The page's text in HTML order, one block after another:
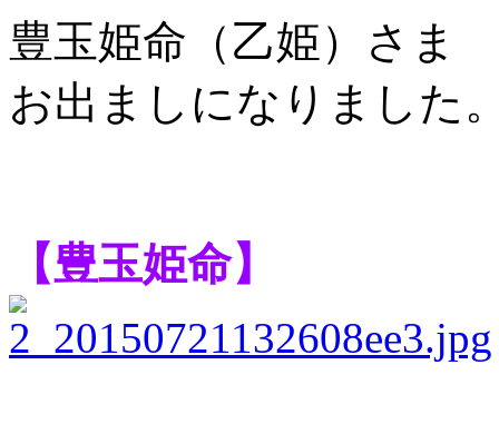
豊玉姫命（乙姫）さま
お出ましになりました
【豊玉姫命】